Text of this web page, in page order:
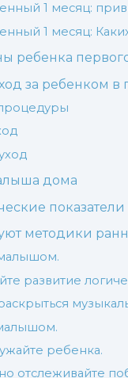
1 месяц:
1 месяц:
ребенка
за ребенком в
дома
показатели
методики
развитие
ребенка.
отслеживайте